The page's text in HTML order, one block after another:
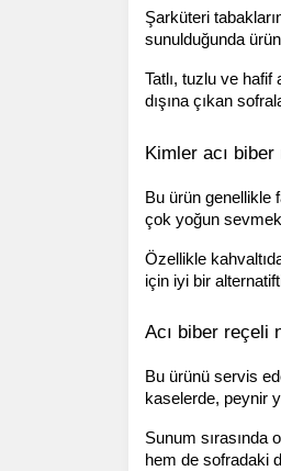
Şarküteri
sunulduğunda
Tatlı, tuzlu ve hafif
dışına çıkan
Kimler acı
Bu ürün genellikle
çok yoğun sevmek
Özellikle
için iyi bir
Acı biber reçeli
Bu ürünü servis
kaselerde, peynir
Sunum sırasında
hem de sofradaki